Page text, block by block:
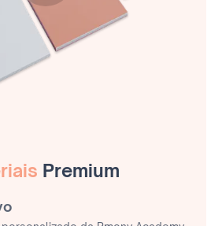
Premium